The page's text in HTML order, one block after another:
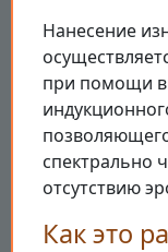
Нанесение
при помощи
спектрально
отсутствию
Как это